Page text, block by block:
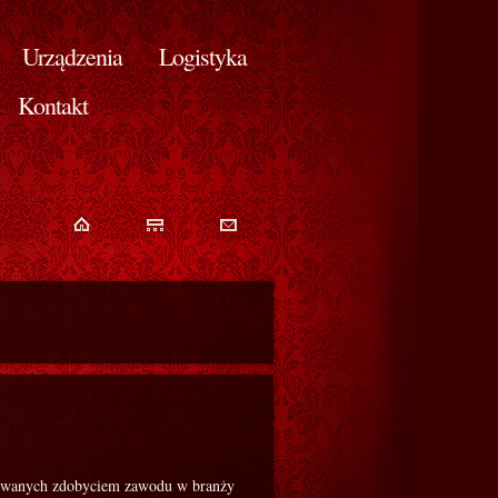
Urządzenia
Logistyka
Kontakt
zdobyciem zawodu w branży